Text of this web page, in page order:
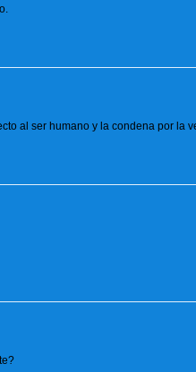
al ser humano y la condena por la